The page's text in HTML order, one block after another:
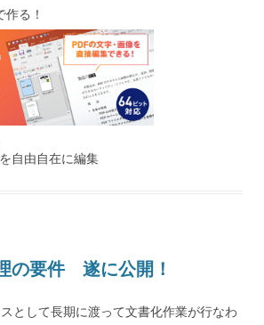
る！
自由自在に編集
の要件 遂に公開！
として長期に渡って文書化作業が行なわ